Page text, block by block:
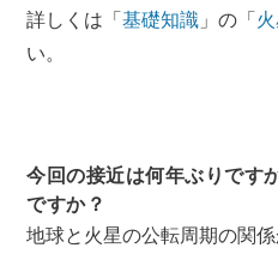
詳しくは「基礎知識 」の「
い。
今回の接近は何年ぶりです
ですか？
地球と火星の公転周期の関